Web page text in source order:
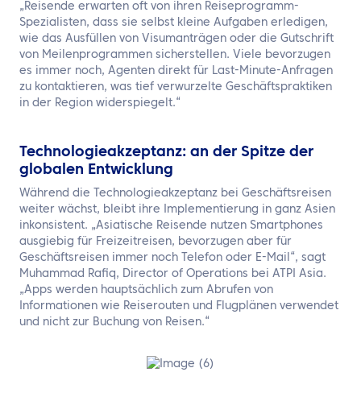
„Reisende erwarten oft von ihren Reiseprogramm-
Spezialisten, dass sie selbst kleine Aufgaben erledigen,
wie das Ausfüllen von Visumanträgen oder die Gutschrift
von Meilenprogrammen sicherstellen. Viele bevorzugen
es immer noch, Agenten direkt für Last-Minute-Anfragen
zu kontaktieren, was tief verwurzelte Geschäftspraktiken
in der Region widerspiegelt.“
Technologieakzeptanz: an der Spitze der
globalen Entwicklung
Während die Technologieakzeptanz bei Geschäftsreisen
weiter wächst, bleibt ihre Implementierung in ganz Asien
inkonsistent. „Asiatische Reisende nutzen Smartphones
ausgiebig für Freizeitreisen, bevorzugen aber für
Geschäftsreisen immer noch Telefon oder E-Mail“, sagt
Muhammad Rafiq, Director of Operations bei ATPI Asia.
„Apps werden hauptsächlich zum Abrufen von
Informationen wie Reiserouten und Flugplänen verwendet
und nicht zur Buchung von Reisen.“